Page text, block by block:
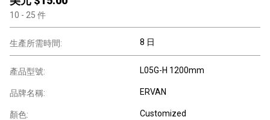
10 - 25 件
生產所需時間: 8 日
產品型號: L05G-H 1200mm
品牌名稱: ERVAN
顏色: Customized